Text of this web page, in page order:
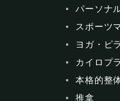
パーソナ
スポーツ
ヨガ・ピ
カイロプ
本格的整
推拿